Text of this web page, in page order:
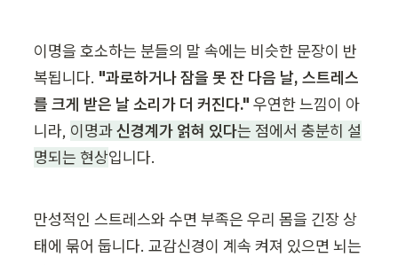
이명을 호소하는 분들의 말 속에는 비슷한 문장이 반
복됩니다. "과로하거나 잠을 못 잔 다음 날, 스트레스
를 크게 받은 날 소리가 더 커진다." 우연한 느낌이 아
니라, 이명과 신경계가 얽혀 있다는 점에서 충분히 설
명되는 현상입니다.
만성적인 스트레스와 수면 부족은 우리 몸을 긴장 상
태에 묶어 둡니다. 교감신경이 계속 켜져 있으면 뇌는